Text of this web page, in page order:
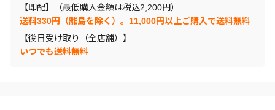
【即配】（最低購入金額は税込2,200円）
送料330円（離島を除く）。11,000円以上ご購入で送料無料
【後日受け取り（全店舗）】
いつでも送料無料